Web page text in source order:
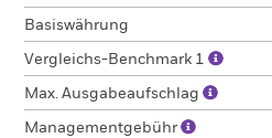
Basiswährung
Vergleichs-Benchmark 1
Max. Ausgabeaufschlag
Managementgebühr